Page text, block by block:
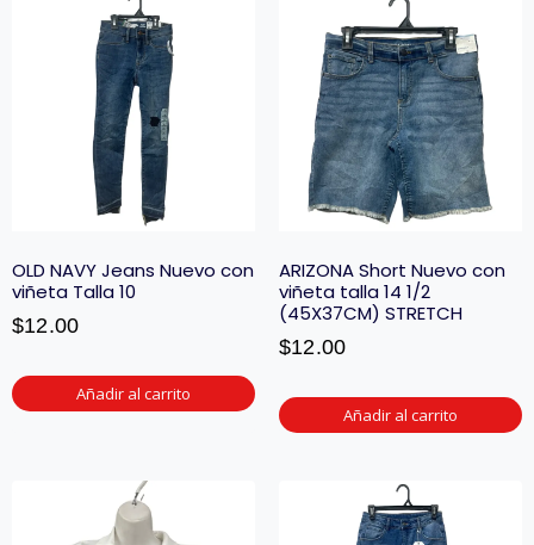
OLD NAVY Jeans Nuevo con
viñeta Talla 10
$12.00
Añadir al carrito
ARIZONA Short Nuevo con
viñeta talla 14 1/2
(45X37CM) STRETCH
$12.00
Añadir al carrito